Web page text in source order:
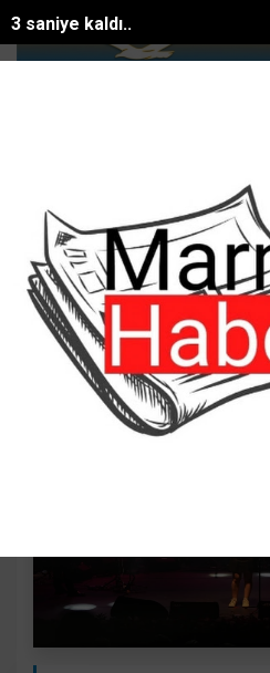
2 saniye kaldı..
GENÇ YETENEKLER SAHNEDE
GENÇ YETENEKLER
#EĞİTİM
Tarih:12 Mayıs,